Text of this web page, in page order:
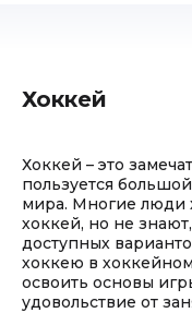
Хоккей
Хоккей – это
пользуется
мира. Многие люди
хоккей, но не
доступных
хоккею в
освоить основы
удовольствие от